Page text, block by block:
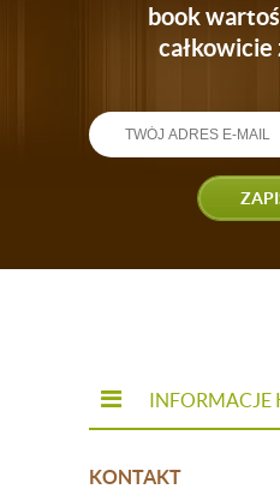
book
całkowicie
INFORMACJE
KONTAKT